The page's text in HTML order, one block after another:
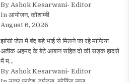
By Ashok Kesarwani- Editor
In आयोजन, कौशाम्बी
August 6, 2026
झांसी जेल में बंद बड़े भाई से मिलने जा रहे माफिया
अतीक अहमद के बेटे आबान सहित दो की सड़क हादसे
में म…
By Ashok Kesarwani- Editor